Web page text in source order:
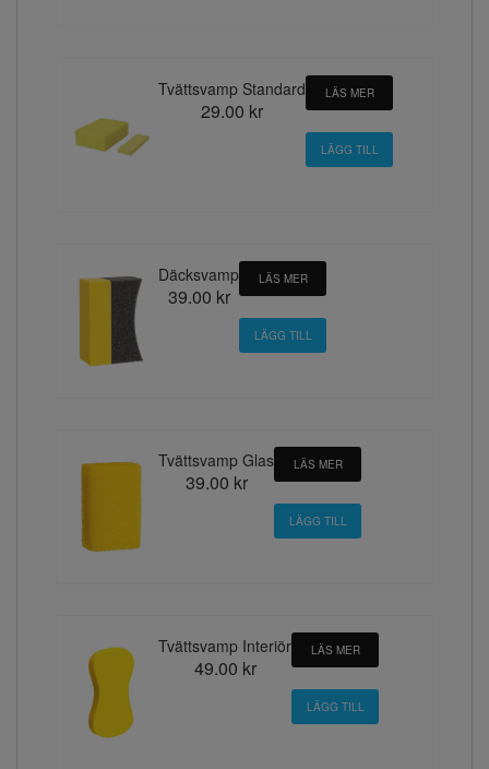
Tvättsvamp Standard
29.00 kr
LÄS MER
Däcksvamp
39.00 kr
LÄS MER
Tvättsvamp Glas
39.00 kr
LÄS MER
Tvättsvamp Interiör
49.00 kr
LÄS MER